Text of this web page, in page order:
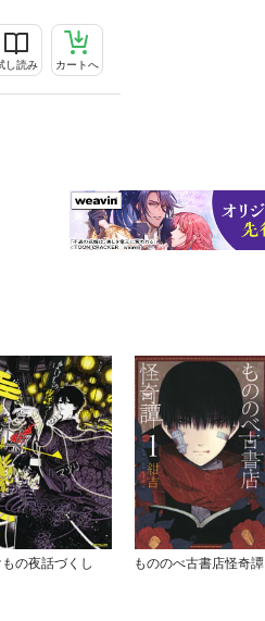
し読み カートへ
の夜話づくし もののべ古書店怪奇譚